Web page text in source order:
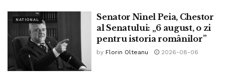
ne gândim la institutele de specialitate
ale Academiei, mai ales la cele cu profil
medical, biologic, medico-farmaceutic și
la importanta lor activitate, salvatoare de
multe ori, inclusiv în aceste zile. Dacă
eficiența unora dintre soluțiile și
NATIONAL
Senator Ninel Peia, Chestor
al Senatului: „6 august, o zi
pentru istoria românilor”
by Florin Olteanu 2026-08-06